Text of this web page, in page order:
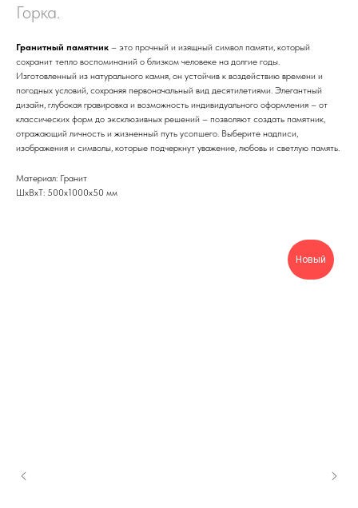
Горка.
Гранитный памятник – это прочный и изящный символ памяти, который
сохранит тепло воспоминаний о близком человеке на долгие годы.
Изготовленный из натурального камня, он устойчив к воздействию времени и
погодных условий, сохраняя первоначальный вид десятилетиями. Элегантный
дизайн, глубокая гравировка и возможность индивидуального оформления – от
классических форм до эксклюзивных решений – позволяют создать памятник,
отражающий личность и жизненный путь усопшего. Выберите надписи,
изображения и символы, которые подчеркнут уважение, любовь и светлую память.
Материал: Гранит
ШxВxТ: 500x1000x50 мм
Новый